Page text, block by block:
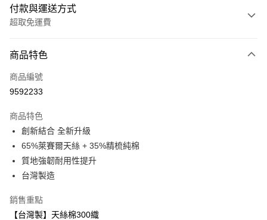
付款與運送方式
超取免運費
信用卡一次付款
超商取貨付款
Apple Pay
悠遊付
Google Pay
AFTEE先享後付
相關說明
商品特色
商品編號
9592233
商品特色
創新結合 全新升級
65%萊賽爾天絲 + 35%精梳純棉
質地強韌耐用性提升
台灣製造
銷售重點
【台灣製】天絲棉300織